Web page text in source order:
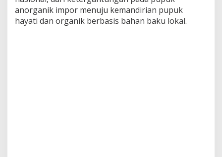
e
n
P
anorganik impor menuju kemandirian pupuk
hayati dan organik berbasis bahan baku lokal.